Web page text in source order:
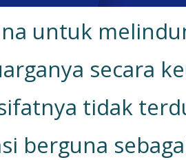
untuk
secara
tidak
berguna